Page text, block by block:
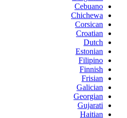
Cebuano
Chichewa
Corsican
Croatian
Dutch
Estonian
Filipino
Finnish
Frisian
Galician
Georgian
Gujarati
Haitian